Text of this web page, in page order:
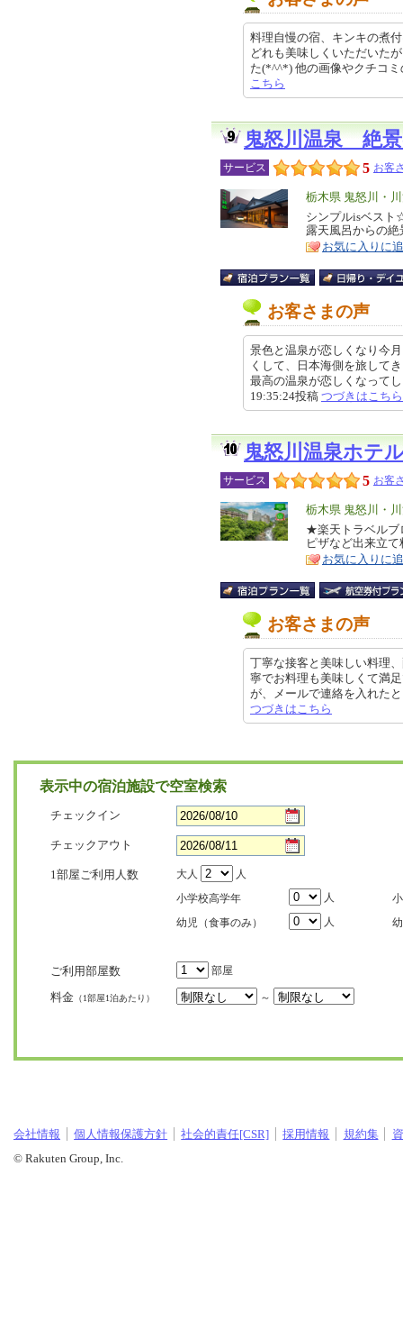
料理自慢の宿、キンキの煮
どれも美味しくいただいた
た(*^^*) 他の画像やクチコ
こちら
鬼怒川温泉 絶
サービス 5 お客
エ
リ
ア
栃木県 鬼怒川・
特
徴
シンプルisベスト
露天風呂からの
お気に入りに
お客さまの声
景色と温泉が恋しくなり今
くして、日本海側を旅して
最高の温泉が恋しくなって
19:35:24投稿 つづきはこちら
鬼怒川温泉ホテ
サービス 5 お客
エ
リ
ア
栃木県 鬼怒川・
特
徴
★楽天トラベルブ
ピザなど出来立
お気に入りに
お客さまの声
丁寧な接客と美味しい料理
寧でお料理も美味しくて満
が、メールで連絡を入れた
つづきはこちら
表示中の宿泊施設で空室検索
チェックイン
チェックアウト
1部屋ご利用人数 大人
人
小学校高学年
人
幼児（食事のみ）
人
ご利用部屋数 部屋
料金 （1部屋1泊あたり） ～
会社情報 個人情報保護方針 社会的責任[CSR] 採用情報 規約集
© Rakuten Group, Inc.